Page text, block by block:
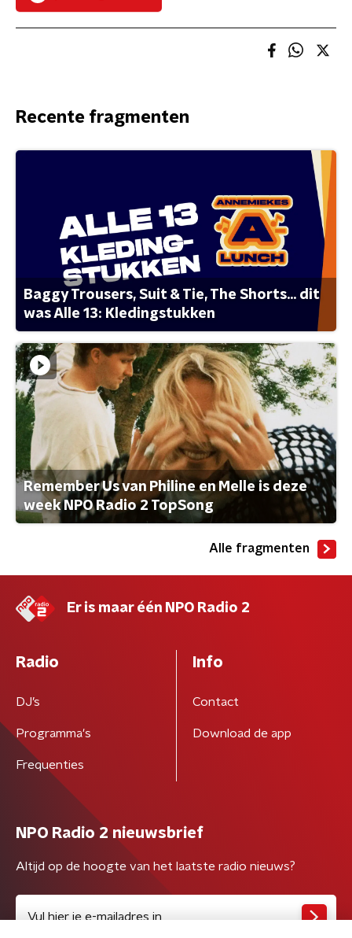
Recente fragmenten
Baggy Trousers, Suit & Tie, The Shorts... dit
was Alle 13: Kledingstukken
Remember Us van Philine en Melle is deze
week NPO Radio 2 TopSong
Alle fragmenten
Er is maar één NPO Radio 2
Radio
DJ’s
Programma's
Frequenties
Info
Contact
Download de app
NPO Radio 2 nieuwsbrief
Altijd op de hoogte van het laatste radio nieuws?